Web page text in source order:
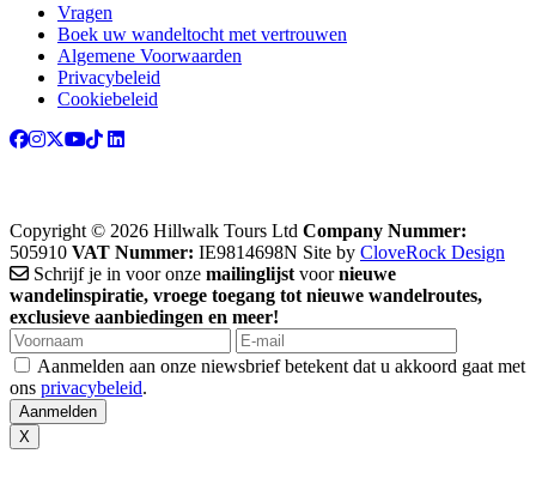
Vragen
Boek uw wandeltocht met vertrouwen
Algemene Voorwaarden
Privacybeleid
Cookiebeleid
Copyright © 2026 Hillwalk Tours Ltd Company Nummer:
505910 VAT Nummer: IE9814698N Site by CloveRock Design
Schrijf je in voor onze mailinglijst voornieuwe
wandelinspiratie, vroege toegang tot nieuwe wandelroutes,
exclusieve aanbiedingen en meer!
Aanmelden aan onze niewsbrief betekent dat u akkoord gaat met
ons privacybeleid.
X